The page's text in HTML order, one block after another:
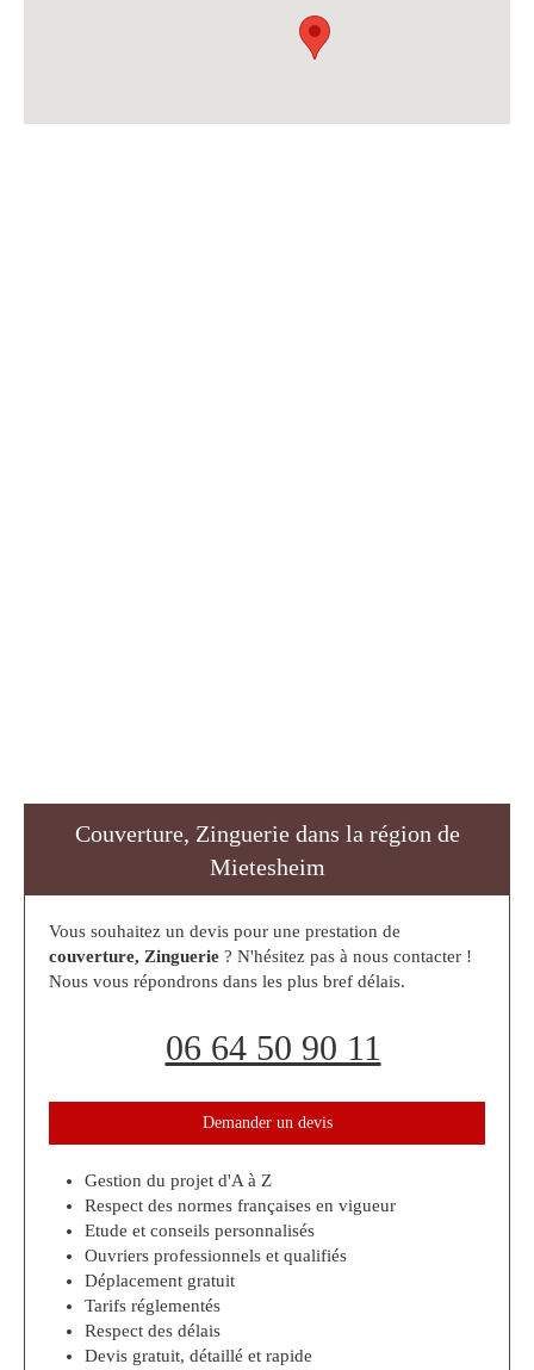
Couverture, Zinguerie dans la région de
Mietesheim
Vous souhaitez un devis pour une prestation de
couverture, Zinguerie ? N'hésitez pas à nous contacter !
Nous vous répondrons dans les plus bref délais.
06 64 50 90 11
Demander un devis
Gestion du projet d'A à Z
Respect des normes françaises en vigueur
Etude et conseils personnalisés
Ouvriers professionnels et qualifiés
Déplacement gratuit
Tarifs réglementés
Respect des délais
Devis gratuit, détaillé et rapide